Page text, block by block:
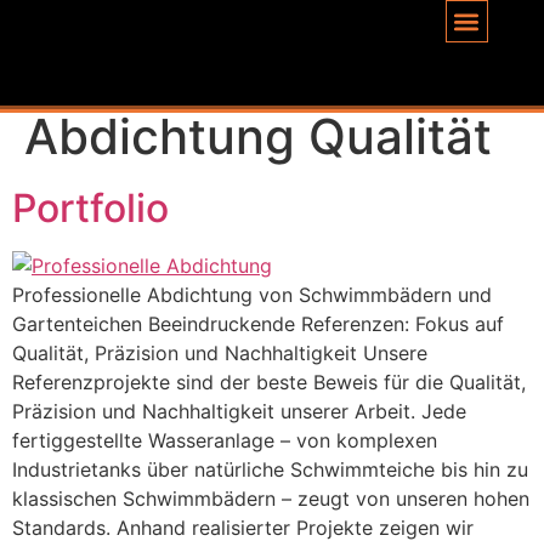
Abdichtung Qualität
Portfolio
Professionelle Abdichtung von Schwimmbädern und
Gartenteichen Beeindruckende Referenzen: Fokus auf
Qualität, Präzision und Nachhaltigkeit Unsere
Referenzprojekte sind der beste Beweis für die Qualität,
Präzision und Nachhaltigkeit unserer Arbeit. Jede
fertiggestellte Wasseranlage – von komplexen
Industrietanks über natürliche Schwimmteiche bis hin zu
klassischen Schwimmbädern – zeugt von unseren hohen
Standards. Anhand realisierter Projekte zeigen wir